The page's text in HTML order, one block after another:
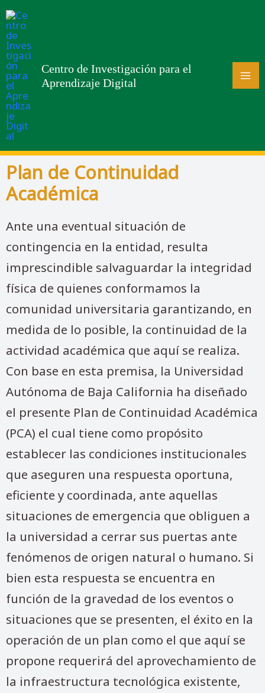
Centro de Investigación para el
Aprendizaje Digital
Plan de Continuidad
Académica
Ante una eventual situación de
contingencia en la entidad, resulta
imprescindible salvaguardar la integridad
física de quienes conformamos la
comunidad universitaria garantizando, en
medida de lo posible, la continuidad de la
actividad académica que aquí se realiza.
Con base en esta premisa, la Universidad
Autónoma de Baja California ha diseñado
el presente Plan de Continuidad Académica
(PCA) el cual tiene como propósito
establecer las condiciones institucionales
que aseguren una respuesta oportuna,
eficiente y coordinada, ante aquellas
situaciones de emergencia que obliguen a
la universidad a cerrar sus puertas ante
fenómenos de origen natural o humano. Si
bien esta respuesta se encuentra en
función de la gravedad de los eventos o
situaciones que se presenten, el éxito en la
operación de un plan como el que aquí se
propone requerirá del aprovechamiento de
la infraestructura tecnológica existente,